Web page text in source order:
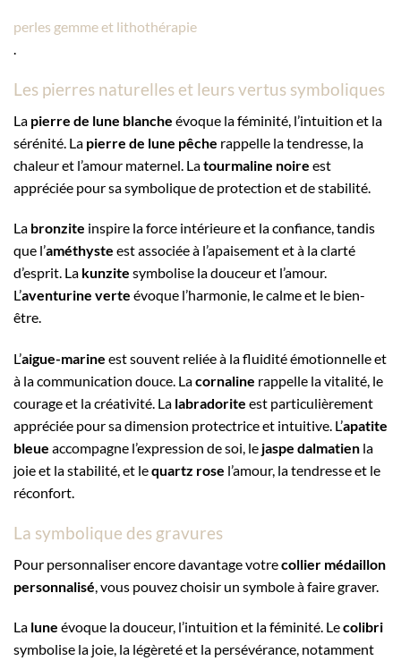
perles gemme et lithothérapie
.
Les pierres naturelles et leurs vertus symboliques
La pierre de lune blanche évoque la féminité, l’intuition et la
sérénité. La pierre de lune pêche rappelle la tendresse, la
chaleur et l’amour maternel. Latourmaline noire est
appréciée pour sa symbolique de protection et de stabilité.
La bronzite inspire la force intérieure et la confiance, tandis
que l’améthyste est associée à l’apaisement et à la clarté
d’esprit. La kunzite symbolise la douceur et l’amour.
L’aventurine verte évoque l’harmonie, le calme et le bien-
être.
L’aigue-marine est souvent reliée à la fluidité émotionnelle et
à la communication douce. Lacornaline rappelle la vitalité, le
courage et la créativité. La labradorite est particulièrement
appréciée pour sa dimension protectrice et intuitive. L’apatite
bleue accompagne l’expression de soi, le jaspe dalmatien la
joie et la stabilité, et lequartz rose l’amour, la tendresse et le
réconfort.
La symbolique des gravures
Pour personnaliser encore davantage votrecollier médaillon
personnalisé , vous pouvez choisir un symbole à faire graver.
La lune évoque la douceur, l’intuition et la féminité. Lecolibri
symbolise la joie, la légèreté et la persévérance, notamment